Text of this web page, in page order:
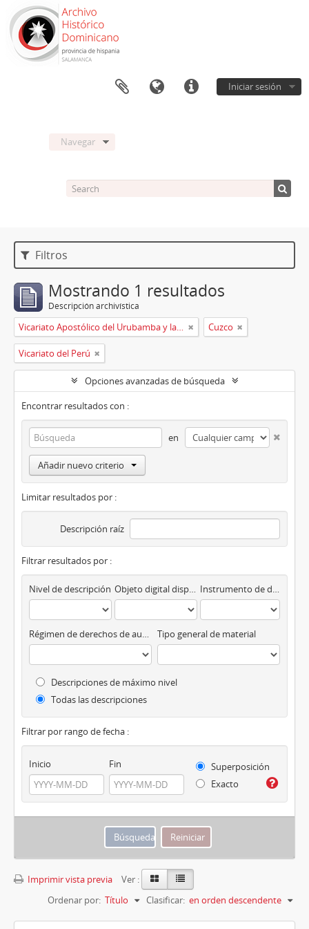
Iniciar sesión
Navegar
Filtros
Mostrando 1 resultados
Descripción archivística
Vicariato Apostólico del Urubamba y la Madre de Dios Cuzco
Vicariato del Perú
Opciones avanzadas de búsqueda
Encontrar resultados con :
en
Añadir nuevo criterio
Limitar resultados por :
Descripción raíz
Filtrar resultados por :
Nivel de descripción Objeto digital disponibles Instrumento de descripción
Régimen de derechos de autor Tipo general de material
Descripciones de máximo nivel
Todas las descripciones
Filtrar por rango de fecha :
Inicio Fin
Superposición
Exacto
Imprimir vista previa
Ver :
Ordenar por: Título Clasificar: en orden descendente